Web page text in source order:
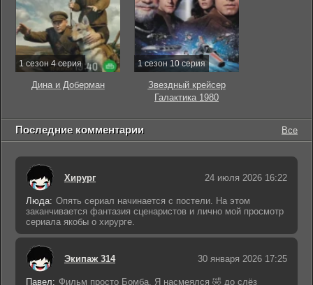
1 сезон 4 серия
Дина и Доберман
1 сезон 10 серия
Звездный крейсер
Галактика 1980
Последние комментарии Все
Хирург 24 июля 2026 16:22
Люда: Опять сериал начинается с постели. На этом
заканчивается фантазия сценаристов и лично мой просмотр
сериала якобы о хирурге.
Экипаж 314 30 января 2026 17:25
Павел: Фильм просто Бомба. Я насмеялся 🤣 до слёз